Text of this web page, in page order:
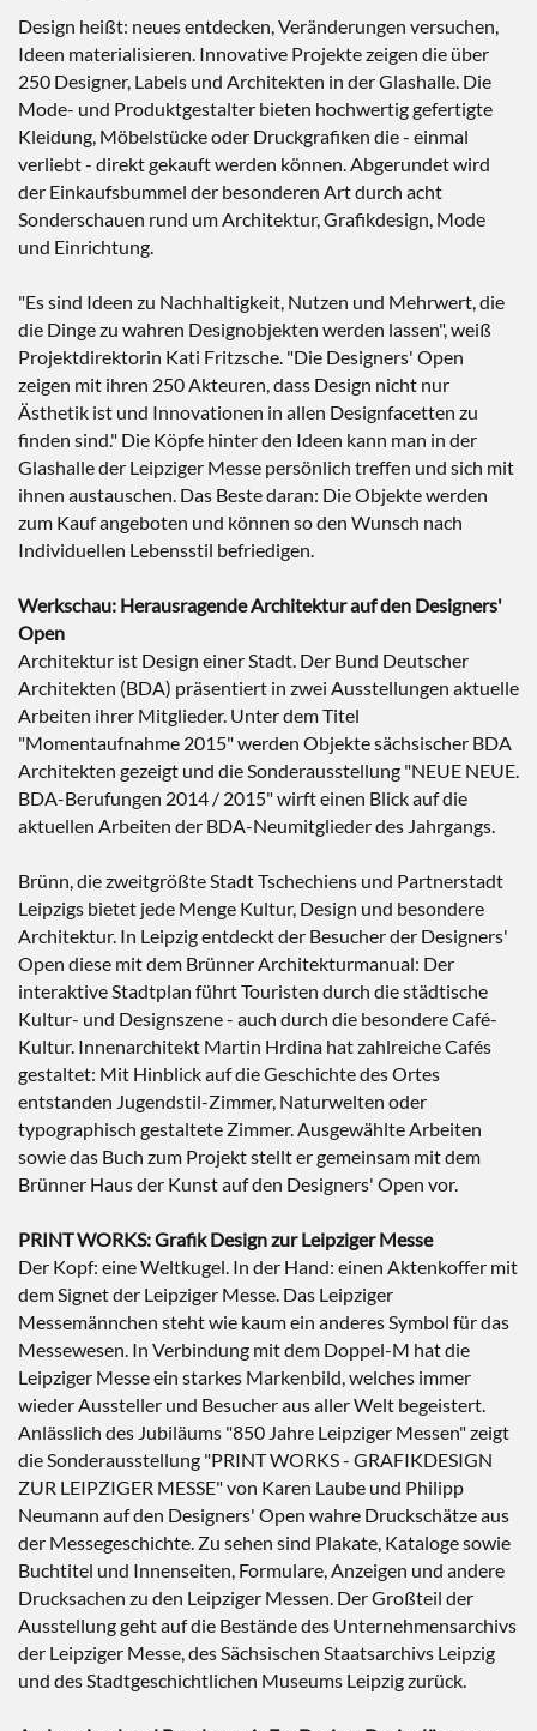
Design heißt: neues entdecken, Veränderungen versuchen,
Ideen materialisieren. Innovative Projekte zeigen die über
250 Designer, Labels und Architekten in der Glashalle. Die
Mode- und Produktgestalter bieten hochwertig gefertigte
Kleidung, Möbelstücke oder Druckgrafiken die - einmal
verliebt - direkt gekauft werden können. Abgerundet wird
der Einkaufsbummel der besonderen Art durch acht
Sonderschauen rund um Architektur, Grafikdesign, Mode
und Einrichtung.
"Es sind Ideen zu Nachhaltigkeit, Nutzen und Mehrwert, die
die Dinge zu wahren Designobjekten werden lassen", weiß
Projektdirektorin Kati Fritzsche. "Die Designers' Open
zeigen mit ihren 250 Akteuren, dass Design nicht nur
Ästhetik ist und Innovationen in allen Designfacetten zu
finden sind." Die Köpfe hinter den Ideen kann man in der
Glashalle der Leipziger Messe persönlich treffen und sich mit
ihnen austauschen. Das Beste daran: Die Objekte werden
zum Kauf angeboten und können so den Wunsch nach
Individuellen Lebensstil befriedigen.
Werkschau: Herausragende Architektur auf den Designers'
Open
Architektur ist Design einer Stadt. Der Bund Deutscher
Architekten (BDA) präsentiert in zwei Ausstellungen aktuelle
Arbeiten ihrer Mitglieder. Unter dem Titel
"Momentaufnahme 2015" werden Objekte sächsischer BDA
Architekten gezeigt und die Sonderausstellung "NEUE NEUE.
BDA-Berufungen 2014 / 2015" wirft einen Blick auf die
aktuellen Arbeiten der BDA-Neumitglieder des Jahrgangs.
Brünn, die zweitgrößte Stadt Tschechiens und Partnerstadt
Leipzigs bietet jede Menge Kultur, Design und besondere
Architektur. In Leipzig entdeckt der Besucher der Designers'
Open diese mit dem Brünner Architekturmanual: Der
interaktive Stadtplan führt Touristen durch die städtische
Kultur- und Designszene - auch durch die besondere Café-
Kultur. Innenarchitekt Martin Hrdina hat zahlreiche Cafés
gestaltet: Mit Hinblick auf die Geschichte des Ortes
entstanden Jugendstil-Zimmer, Naturwelten oder
typographisch gestaltete Zimmer. Ausgewählte Arbeiten
sowie das Buch zum Projekt stellt er gemeinsam mit dem
Brünner Haus der Kunst auf den Designers' Open vor.
PRINT WORKS: Grafik Design zur Leipziger Messe
Der Kopf: eine Weltkugel. In der Hand: einen Aktenkoffer mit
dem Signet der Leipziger Messe. Das Leipziger
Messemännchen steht wie kaum ein anderes Symbol für das
Messewesen. In Verbindung mit dem Doppel-M hat die
Leipziger Messe ein starkes Markenbild, welches immer
wieder Aussteller und Besucher aus aller Welt begeistert.
Anlässlich des Jubiläums "850 Jahre Leipziger Messen" zeigt
die Sonderausstellung "PRINT WORKS - GRAFIKDESIGN
ZUR LEIPZIGER MESSE" von Karen Laube und Philipp
Neumann auf den Designers' Open wahre Druckschätze aus
der Messegeschichte. Zu sehen sind Plakate, Kataloge sowie
Buchtitel und Innenseiten, Formulare, Anzeigen und andere
Drucksachen zu den Leipziger Messen. Der Großteil der
Ausstellung geht auf die Bestände des Unternehmensarchivs
der Leipziger Messe, des Sächsischen Staatsarchivs Leipzig
und des Stadtgeschichtlichen Museums Leipzig zurück.